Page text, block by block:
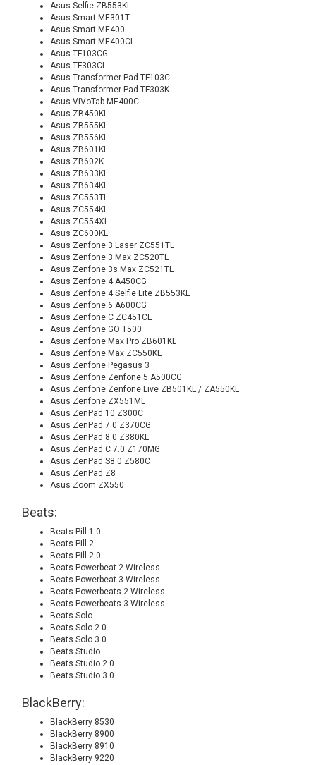
Asus Selfie ZB553KL
Asus Smart ME301T
Asus Smart ME400
Asus Smart ME400CL
Asus TF103CG
Asus TF303CL
Asus Transformer Pad TF103C
Asus Transformer Pad TF303K
Asus ViVoTab ME400C
Asus ZB450KL
Asus ZB555KL
Asus ZB556KL
Asus ZB601KL
Asus ZB602K
Asus ZB633KL
Asus ZB634KL
Asus ZC553TL
Asus ZC554KL
Asus ZC554XL
Asus ZC600KL
Asus Zenfone 3 Laser ZC551TL
Asus Zenfone 3 Max ZC520TL
Asus Zenfone 3s Max ZC521TL
Asus Zenfone 4 A450CG
Asus Zenfone 4 Selfie Lite ZB553KL
Asus Zenfone 6 A600CG
Asus Zenfone C ZC451CL
Asus Zenfone GO T500
Asus Zenfone Max Pro ZB601KL
Asus Zenfone Max ZC550KL
Asus Zenfone Pegasus 3
Asus Zenfone Zenfone 5 A500CG
Asus Zenfone Zenfone Live ZB501KL / ZA550KL
Asus Zenfone ZX551ML
Asus ZenPad 10 Z300C
Asus ZenPad 7.0 Z370CG
Asus ZenPad 8.0 Z380KL
Asus ZenPad C 7.0 Z170MG
Asus ZenPad S8.0 Z580C
Asus ZenPad Z8
Asus Zoom ZX550
Beats:
Beats Pill 1.0
Beats Pill 2
Beats Pill 2.0
Beats Powerbeat 2 Wireless
Beats Powerbeat 3 Wireless
Beats Powerbeats 2 Wireless
Beats Powerbeats 3 Wireless
Beats Solo
Beats Solo 2.0
Beats Solo 3.0
Beats Studio
Beats Studio 2.0
Beats Studio 3.0
BlackBerry:
BlackBerry 8530
BlackBerry 8900
BlackBerry 8910
BlackBerry 9220